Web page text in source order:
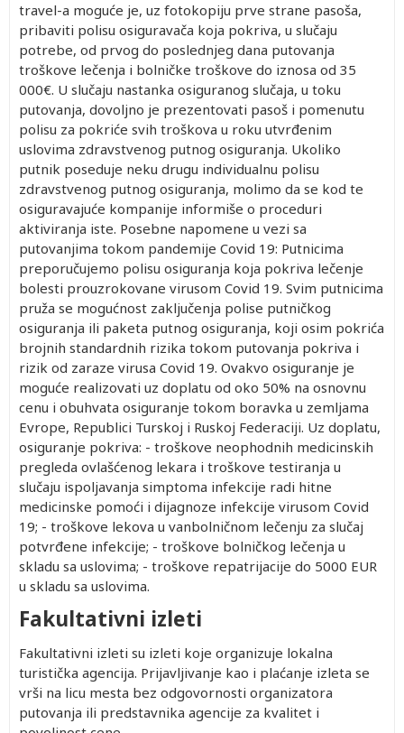
travel-a moguće je, uz fotokopiju prve strane pasoša,
pribaviti polisu osiguravača koja pokriva, u slučaju
potrebe, od prvog do poslednjeg dana putovanja
troškove lečenja i bolničke troškove do iznosa od 35
000€. U slučaju nastanka osiguranog slučaja, u toku
putovanja, dovoljno je prezentovati pasoš i pomenutu
polisu za pokriće svih troškova u roku utvrđenim
uslovima zdravstvenog putnog osiguranja. Ukoliko
putnik poseduje neku drugu individualnu polisu
zdravstvenog putnog osiguranja, molimo da se kod te
osiguravajuće kompanije informiše o proceduri
aktiviranja iste. Posebne napomene u vezi sa
putovanjima tokom pandemije Covid 19: Putnicima
preporučujemo polisu osiguranja koja pokriva lečenje
bolesti prouzrokovane virusom Covid 19. Svim putnicima
pruža se mogućnost zaključenja polise putničkog
osiguranja ili paketa putnog osiguranja, koji osim pokrića
brojnih standardnih rizika tokom putovanja pokriva i
rizik od zaraze virusa Covid 19. Ovakvo osiguranje je
moguće realizovati uz doplatu od oko 50% na osnovnu
cenu i obuhvata osiguranje tokom boravka u zemljama
Evrope, Republici Turskoj i Ruskoj Federaciji. Uz doplatu,
osiguranje pokriva: - troškove neophodnih medicinskih
pregleda ovlašćenog lekara i troškove testiranja u
slučaju ispoljavanja simptoma infekcije radi hitne
medicinske pomoći i dijagnoze infekcije virusom Covid
19; - troškove lekova u vanbolničnom lečenju za slučaj
potvrđene infekcije; - troškove bolničkog lečenja u
skladu sa uslovima; - troškove repatrijacije do 5000 EUR
u skladu sa uslovima.
Fakultativni izleti
Fakultativni izleti su izleti koje organizuje lokalna
turistička agencija. Prijavljivanje kao i plaćanje izleta se
vrši na licu mesta bez odgovornosti organizatora
putovanja ili predstavnika agencije za kvalitet i